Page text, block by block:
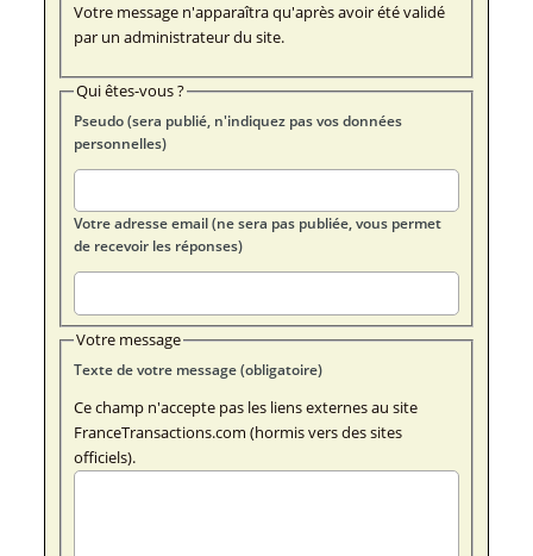
Votre message n'apparaîtra qu'après avoir été validé
par un administrateur du site.
Qui êtes-vous ?
Pseudo (sera publié, n'indiquez pas vos données
personnelles)
Votre adresse email (ne sera pas publiée, vous permet
de recevoir les réponses)
Votre message
Texte de votre message (obligatoire)
Ce champ n'accepte pas les liens externes au site
FranceTransactions.com (hormis vers des sites
officiels).